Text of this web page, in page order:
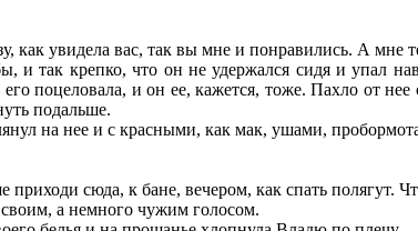
увидела вас, так вы мне и понравились. А мне
так крепко, что он не удержался сидя и упал
поцеловала, и он ее, кажется, тоже. Пахло от
подальше.
на нее и с красными, как мак, ушами,
сюда, к бане, вечером, как спать полягут.
а немного чужим голосом.